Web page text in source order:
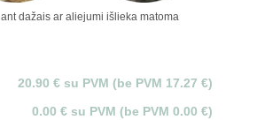
dažais ar aliejumi išlieka matoma
20.90 € su PVM (be PVM 17.27 €)
0.00 € su PVM (be PVM 0.00 €)